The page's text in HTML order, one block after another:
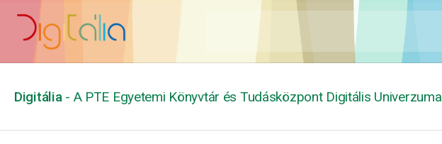
Digitália - A PTE Egyetemi Könyvtár és Tudásközpont Digitális Univerzuma